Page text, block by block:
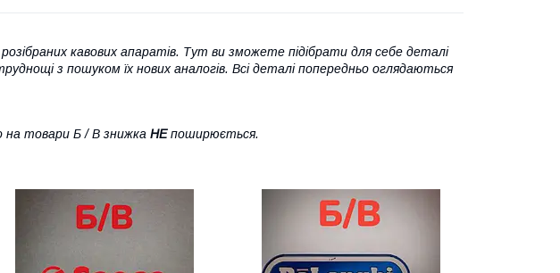
кавових апаратів. Тут ви зможете підібрати для себе деталі
з пошуком їх нових аналогів. Всі деталі попередньо оглядаються
товари Б / В знижка НЕпоширюється.